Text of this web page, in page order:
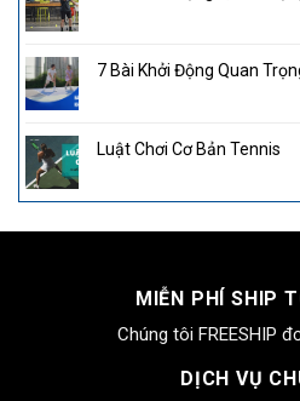
7 Bài Khởi Động Quan
Luật Chơi Cơ Bản Tennis
MIỄN PHÍ SHIP
Chúng tôi FREESHIP
DỊCH VỤ